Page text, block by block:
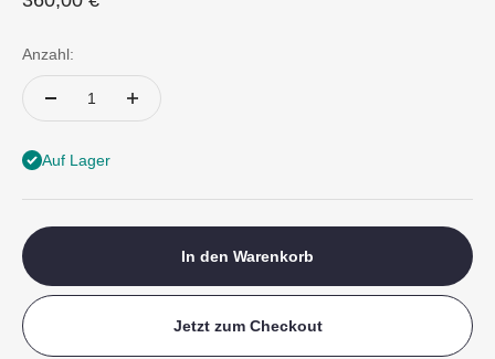
Anzahl:
Auf Lager
In den Warenkorb
Jetzt zum Checkout